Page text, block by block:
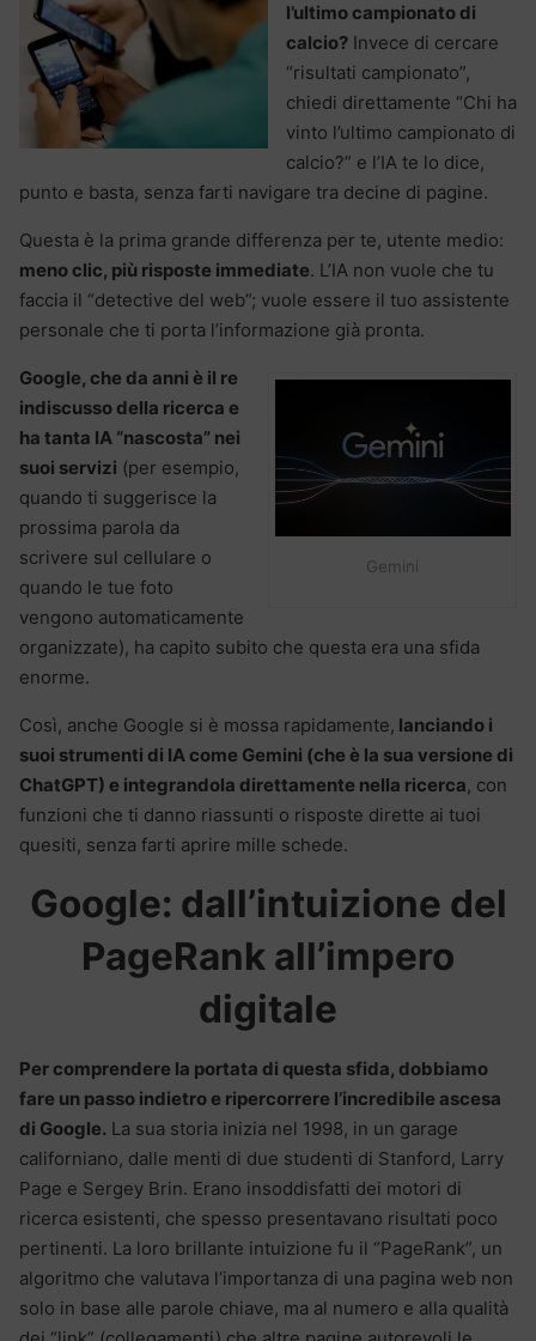
l’ultimo campionato di
calcio? Invece di cercare
“risultati campionato”,
chiedi direttamente “Chi ha
vinto l’ultimo campionato di
calcio?” e l’IA te lo dice,
punto e basta, senza farti navigare tra decine di pagine.
Questa è la prima grande differenza per te, utente medio:
meno clic, più risposte immediate. L’IA non vuole che tu
faccia il “detective del web”; vuole essere il tuo assistente
personale che ti porta l’informazione già pronta.
Gemini
Google, che da anni è il re
indiscusso della ricerca e
ha tanta IA “nascosta” nei
suoi servizi (per esempio,
quando ti suggerisce la
prossima parola da
scrivere sul cellulare o
quando le tue foto
vengono automaticamente
organizzate), ha capito subito che questa era una sfida
enorme.
Così, anche Google si è mossa rapidamente, lanciando i
suoi strumenti di IA come Gemini (che è la sua versione di
ChatGPT) e integrandola direttamente nella ricerca, con
funzioni che ti danno riassunti o risposte dirette ai tuoi
quesiti, senza farti aprire mille schede.
Google: dall’intuizione del
PageRank all’impero
digitale
Per comprendere la portata di questa sfida, dobbiamo
fare un passo indietro e ripercorrere l’incredibile ascesa
di Google. La sua storia inizia nel 1998, in un garage
californiano, dalle menti di due studenti di Stanford, Larry
Page e Sergey Brin. Erano insoddisfatti dei motori di
ricerca esistenti, che spesso presentavano risultati poco
pertinenti. La loro brillante intuizione fu il “PageRank”, un
algoritmo che valutava l’importanza di una pagina web non
solo in base alle parole chiave, ma al numero e alla qualità